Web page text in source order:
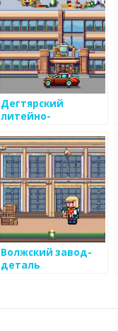
Дегтярский
литейно-
завод
Волжский завод-
деталь